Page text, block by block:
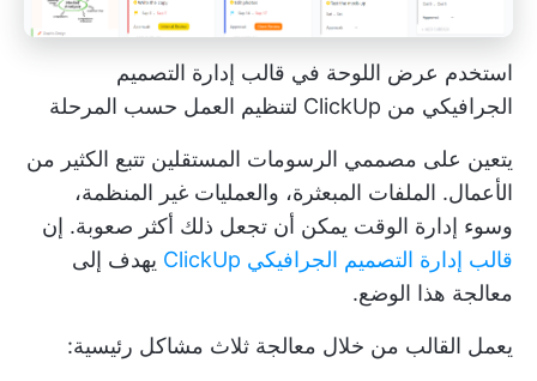
استخدم عرض اللوحة في قالب إدارة التصميم
الجرافيكي من ClickUp لتنظيم العمل حسب المرحلة
يتعين على مصممي الرسومات المستقلين تتبع الكثير من
الأعمال. الملفات المبعثرة، والعمليات غير المنظمة،
وسوء إدارة الوقت يمكن أن تجعل ذلك أكثر صعوبة. إن
قالب إدارة التصميم الجرافيكي ClickUp
يهدف إلى
معالجة هذا الوضع.
يعمل القالب من خلال معالجة ثلاث مشاكل رئيسية: